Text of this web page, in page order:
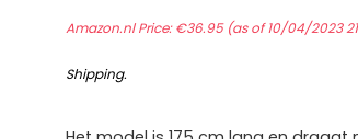
Amazon.nl Price:€36.95(as of 10/04/2023
Shipping.